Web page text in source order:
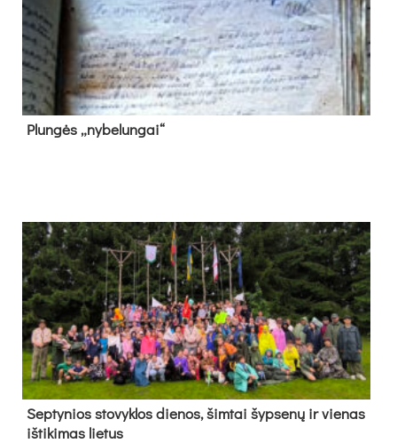
Plun­gės „ny­be­lun­gai“
Sep­ty­nios sto­vyk­los die­nos, šim­tai šyp­se­nų ir vie­nas
iš­ti­ki­mas lie­tus